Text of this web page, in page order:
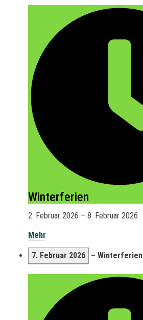
Winterferien
2. Februar 2026 – 8. Februar 2026
Mehr
7. Februar 2026 – Winterferien